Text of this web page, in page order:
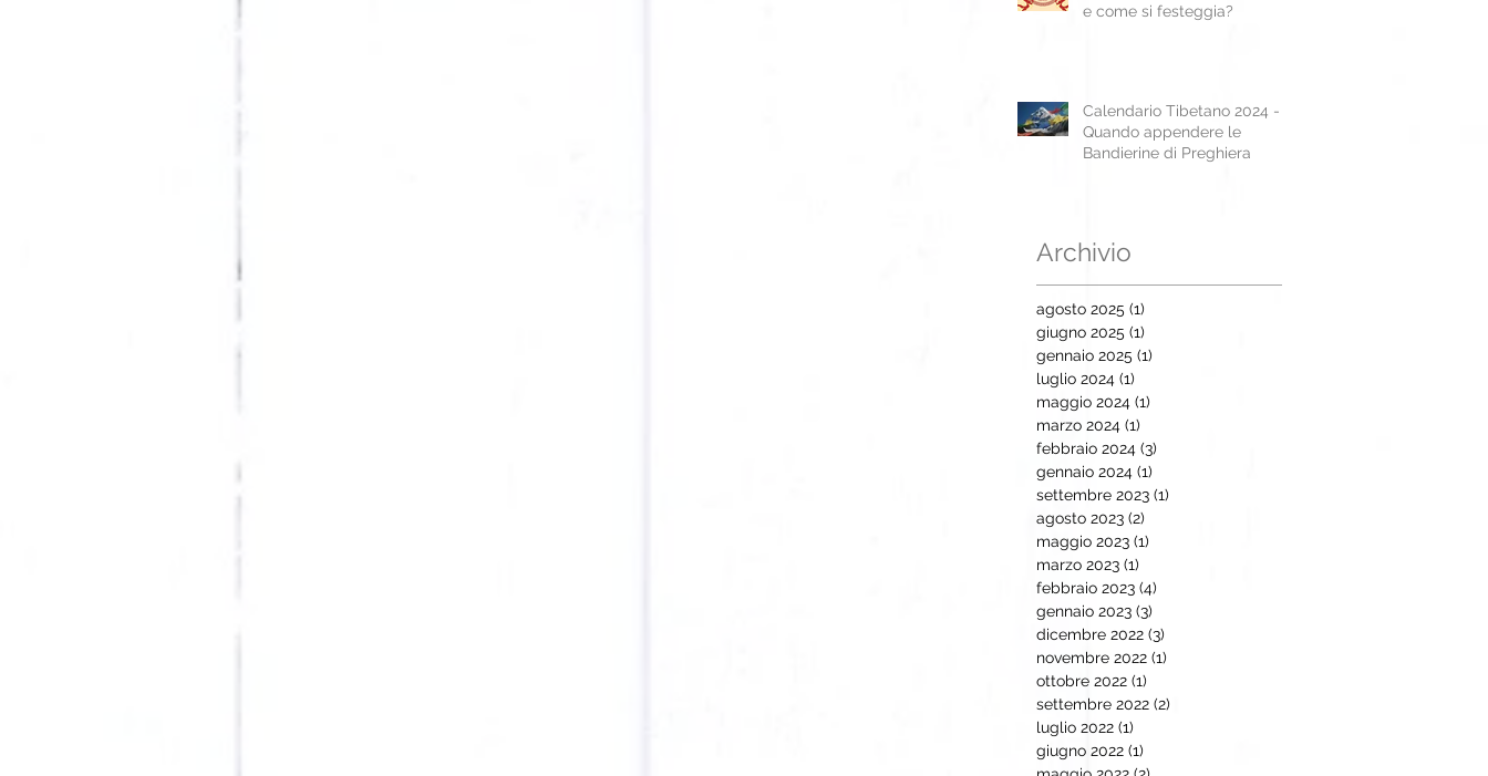
e come si festeggia?
Calendario Tibetano 2024 -
Quando appendere le
Bandierine di Preghiera
Archivio
agosto 2025 (1)
giugno 2025 (1)
gennaio 2025 (1)
luglio 2024 (1)
maggio 2024 (1)
marzo 2024 (1)
febbraio 2024 (3)
gennaio 2024 (1)
settembre 2023 (1)
agosto 2023 (2)
maggio 2023 (1)
marzo 2023 (1)
febbraio 2023 (4)
gennaio 2023 (3)
dicembre 2022 (3)
novembre 2022 (1)
ottobre 2022 (1)
settembre 2022 (2)
luglio 2022 (1)
giugno 2022 (1)